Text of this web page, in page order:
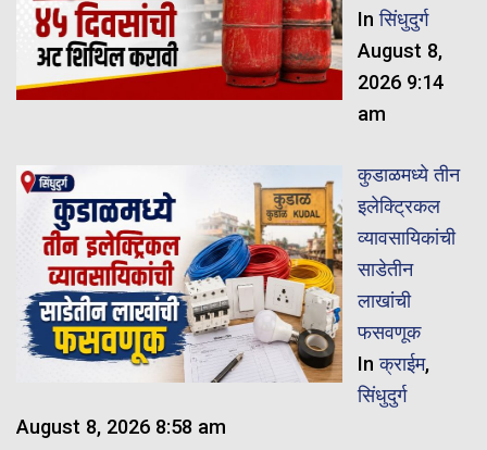
Inसिंधुदुर्ग
August 8,
2026 9:14
am
कुडाळमध्ये तीन
इलेक्ट्रिकल
व्यावसायिकांची
साडेतीन
लाखांची
फसवणूक
Inक्राईम,
सिंधुदुर्ग
August 8, 2026 8:58 am